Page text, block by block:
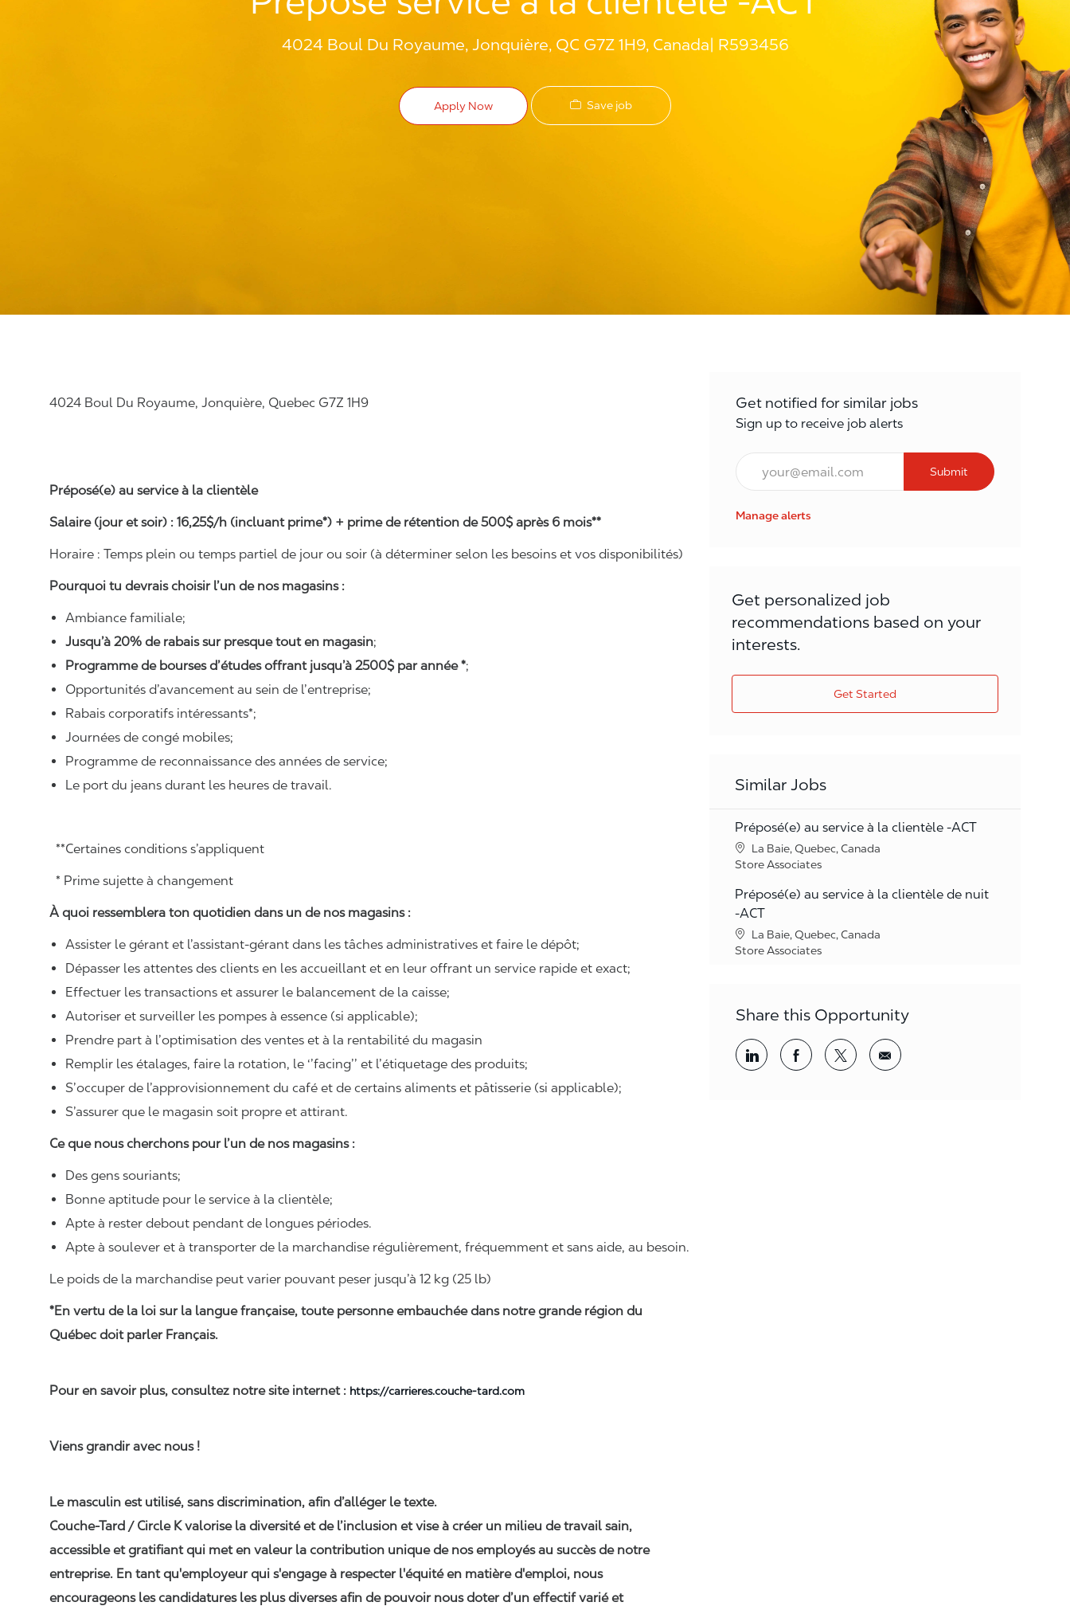
4024 Boul Du Royaume, Jonquière, QC G7Z 1H9, Canada R593456
Apply Now Save job
4024 Boul Du Royaume, Jonquière, Quebec G7Z 1H9
Préposé(e) au service à la clientèle
Salaire (jour et soir) : 16,25$/h (incluant prime*) + prime de rétention de 500$ après 6 mois**
Horaire : Temps plein ou temps partiel de jour ou soir (à déterminer selon les besoins et vos disponibilités)
Pourquoi tu devrais choisir l’un de nos magasins :
Ambiance familiale;
Jusqu’à 20% de rabais sur presque tout en magasin;
Programme de bourses d’études offrant jusqu’à 2500$ par année *;
Opportunités d’avancement au sein de l’entreprise;
Rabais corporatifs intéressants*;
Journées de congé mobiles;
Programme de reconnaissance des années de service;
Le port du jeans durant les heures de travail.
**Certaines conditions s’appliquent
* Prime sujette à changement
À quoi ressemblera ton quotidien dans un de nos magasins :
Assister le gérant et l’assistant-gérant dans les tâches administratives et faire le dépôt;
Dépasser les attentes des clients en les accueillant et en leur offrant un service rapide et exact;
Effectuer les transactions et assurer le balancement de la caisse;
Autoriser et surveiller les pompes à essence (si applicable);
Prendre part à l’optimisation des ventes et à la rentabilité du magasin
Remplir les étalages, faire la rotation, le ‘’facing’’ et l’étiquetage des produits;
S’occuper de l’approvisionnement du café et de certains aliments et pâtisserie (si applicable);
S’assurer que le magasin soit propre et attirant.
Ce que nous cherchons pour l’un de nos magasins :
Des gens souriants;
Bonne aptitude pour le service à la clientèle;
Apte à rester debout pendant de longues périodes.
Apte à soulever et à transporter de la marchandise régulièrement, fréquemment et sans aide, au besoin.
Le poids de la marchandise peut varier pouvant peser jusqu’à 12 kg (25 lb)
*En vertu de la loi sur la langue française, toute personne embauchée dans notre grande région du
Québec doit parler Français.
Pour en savoir plus, consultez notre site internet : https://carrieres.couche-tard.com
Viens grandir avec nous !
Le masculin est utilisé, sans discrimination, afin d’alléger le texte.
Couche-Tard / Circle K valorise la diversité et de l’inclusion et vise à créer un milieu de travail sain,
accessible et gratifiant qui met en valeur la contribution unique de nos employés au succès de notre
entreprise. En tant qu'employeur qui s'engage à respecter l'équité en matière d'emploi, nous
encourageons les candidatures les plus diverses afin de pouvoir nous doter d’un effectif varié et
Get notified for similar jobs
Sign up to receive job alerts
Email*
Submit
Manage alerts
Get personalized job
recommendations based on your
interests.
Get Started
Similar Jobs
Préposé(e) au service à la clientèle -ACT
Location
La Baie, Quebec, Canada
Category
Store Associates
Préposé(e) au service à la clientèle de nuit
-ACT
Location
La Baie, Quebec, Canada
Category
Store Associates
Share this Opportunity
Share via LinkedInShare via Facebook
Share via twitterShare via email